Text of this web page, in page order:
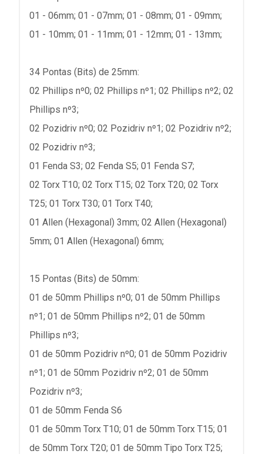
01 - 06mm; 01 - 07mm; 01 - 08mm; 01 - 09mm;
01 - 10mm; 01 - 11mm; 01 - 12mm; 01 - 13mm;
34 Pontas (Bits) de 25mm:
02 Phillips nº0; 02 Phillips nº1; 02 Phillips nº2; 02
Phillips nº3;
02 Pozidriv nº0; 02 Pozidriv nº1; 02 Pozidriv nº2;
02 Pozidriv nº3;
01 Fenda S3; 02 Fenda S5; 01 Fenda S7;
02 Torx T10; 02 Torx T15; 02 Torx T20; 02 Torx
T25; 01 Torx T30; 01 Torx T40;
01 Allen (Hexagonal) 3mm; 02 Allen (Hexagonal)
5mm; 01 Allen (Hexagonal) 6mm;
15 Pontas (Bits) de 50mm:
01 de 50mm Phillips nº0; 01 de 50mm Phillips
nº1; 01 de 50mm Phillips nº2; 01 de 50mm
Phillips nº3;
01 de 50mm Pozidriv nº0; 01 de 50mm Pozidriv
nº1; 01 de 50mm Pozidriv nº2; 01 de 50mm
Pozidriv nº3;
01 de 50mm Fenda S6
01 de 50mm Torx T10; 01 de 50mm Torx T15; 01
de 50mm Torx T20; 01 de 50mm Tipo Torx T25;